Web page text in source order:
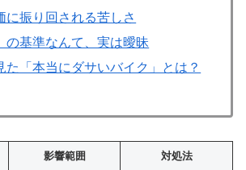
に振り回される苦しさ
の基準なんて、実は曖昧
た「本当にダサいバイク」とは？
影響範囲 対処法